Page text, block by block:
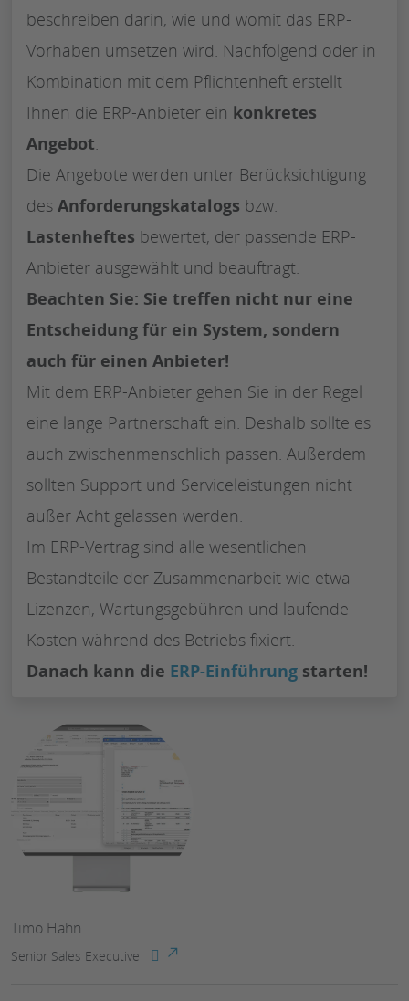
beschreiben darin, wie und womit das ERP-
Vorhaben umsetzen wird. Nachfolgend oder in
Kombination mit dem Pflichtenheft erstellt
Ihnen die ERP-Anbieter ein konkretes
Angebot.
Die Angebote werden unter Berücksichtigung
des Anforderungskatalogs bzw.
Lastenheftes bewertet, der passende ERP-
Anbieter ausgewählt und beauftragt.
Beachten Sie: Sie treffen nicht nur eine
Entscheidung für ein System, sondern
auch für einen Anbieter!
Mit dem ERP-Anbieter gehen Sie in der Regel
eine lange Partnerschaft ein. Deshalb sollte es
auch zwischenmenschlich passen. Außerdem
sollten Support und Serviceleistungen nicht
außer Acht gelassen werden.
Im ERP-Vertrag sind alle wesentlichen
Bestandteile der Zusammenarbeit wie etwa
Lizenzen, Wartungsgebühren und laufende
Kosten während des Betriebs fixiert.
Danach kann die ERP-Einführung starten!
Timo Hahn
Senior Sales Executive